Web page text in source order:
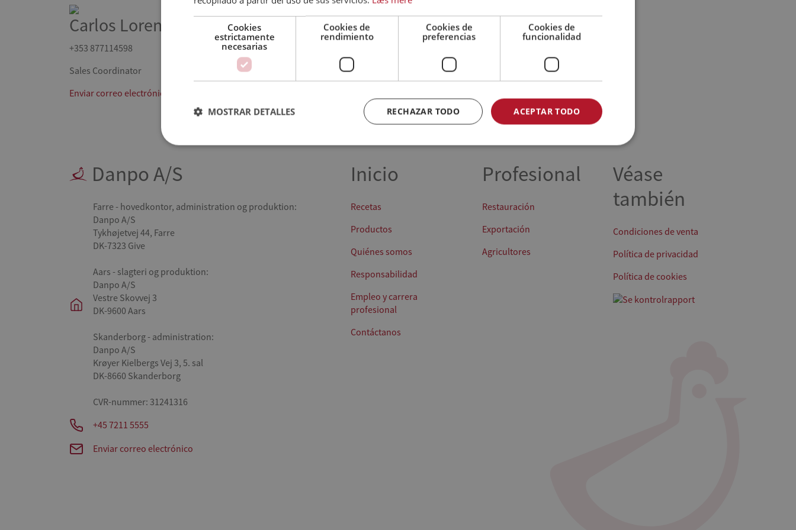
Carlos Lorenzo
+353 877114598
Sales Coordinator
Enviar correo electrónico
Danpo A/S
Farre - hovedkontor, administration og produktion:
Danpo A/S
Tykhøjetvej 44, Farre
DK-7323 Give
Aars - slagteri og produktion:
Danpo A/S
Vestre Skovvej 3
DK-9600 Aars
Skanderborg - administration:
Danpo A/S
Krøyer Kielbergs Vej 3, 5. sal
DK-8660 Skanderborg
CVR-nummer: 31241316
+45 7211 5555
Enviar correo electrónico
Inicio
Recetas
Productos
Quiénes somos
Responsabilidad
Empleo y carrera
profesional
Contáctanos
Profesional
Restauración
Exportación
Agricultores
Véase
también
Condiciones de venta
Política de privacidad
Política de cookies
GERMAN
Cookies
estrictamente
necesarias
Cookies de
rendimiento
Cookies de
preferencias
Cookies de
funcionalidad
ACEPTAR TODO
RECHAZAR TODO
MOSTRAR DETALLES